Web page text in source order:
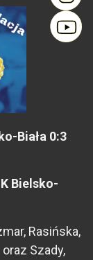
Biała 0:3
Bielsko-
Rasińska,
Szady,